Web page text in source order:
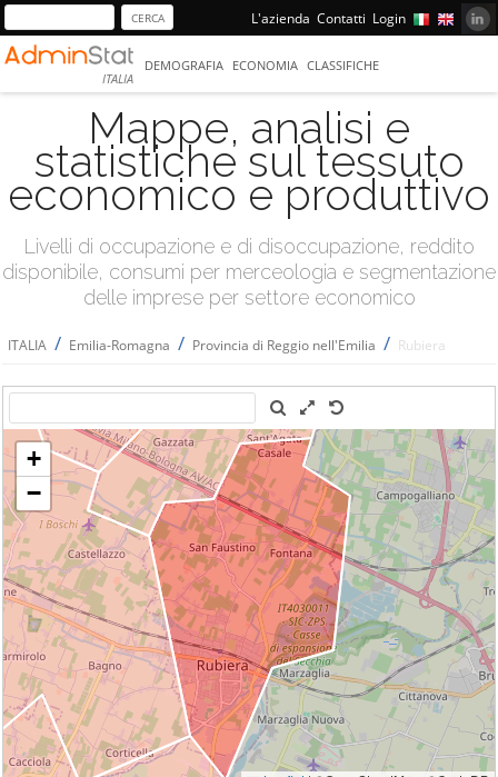
L'azienda Contatti Login
ITALIA
DEMOGRAFIA ECONOMIA CLASSIFICHE
Mappe, analisi e
statistiche sul tessuto
economico e produttivo
Livelli di occupazione e di disoccupazione, reddito
disponibile, consumi per merceologia e segmentazione
delle imprese per settore economico
ITALIA / Emilia-Romagna / Provincia di Reggio nell'Emilia / Rubiera